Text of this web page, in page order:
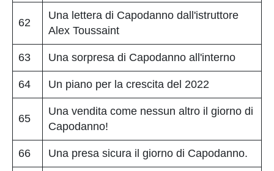
62
Una lettera di Capodanno dall'istruttore
Alex Toussaint
63 Una sorpresa di Capodanno all'interno
64 Un piano per la crescita del 2022
65
Una vendita come nessun altro il giorno di
Capodanno!
66 Una presa sicura il giorno di Capodanno.